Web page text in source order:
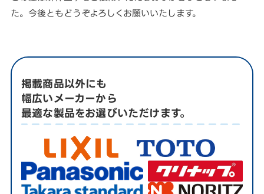
た。今後ともどうぞよろしくお願いいたします。
掲載商品以外にも
幅広いメーカーから
最適な製品をお選びいただけます。